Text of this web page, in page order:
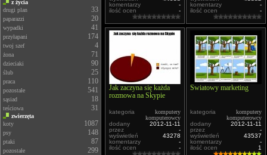
z życia
drugi plan
33
paparazzi 20
wypadki 41
przyłapani 174
twoj szef 4
żona 71
dzieciaki 90
ślub 25
praca 110
pozostałe 541
sąsiad 18
teściowa 31
zwierzęta
koty
1087
psy 148
ptaki 87
pozostałe 299
komentarzy
-
ilość ocen
-
komentarzy
-
ilość ocen
-
Jak zaczyna się każda
rozmowa na Skypie
kategoria
komputery
komputerowcy
dodany
2012-11-11
przez
-
wyświetleń
43278
komentarzy
-
ilość ocen
-
Światowy marketing
kategoria
komputery
komputerowcy
dodany
2012-11-11
przez
-
wyświetleń
43537
komentarzy
-
ilość ocen
1